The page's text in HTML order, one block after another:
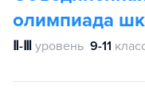
олимпиада
Ⅱ-Ⅲ уровень 9-11